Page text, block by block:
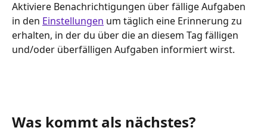
Aktiviere Benachrichtigungen über fällige Aufgaben
in den Einstellungen um täglich eine Erinnerung zu
erhalten, in der du über die an diesem Tag fälligen
und/oder überfälligen Aufgaben informiert wirst.
Was kommt als nächstes?